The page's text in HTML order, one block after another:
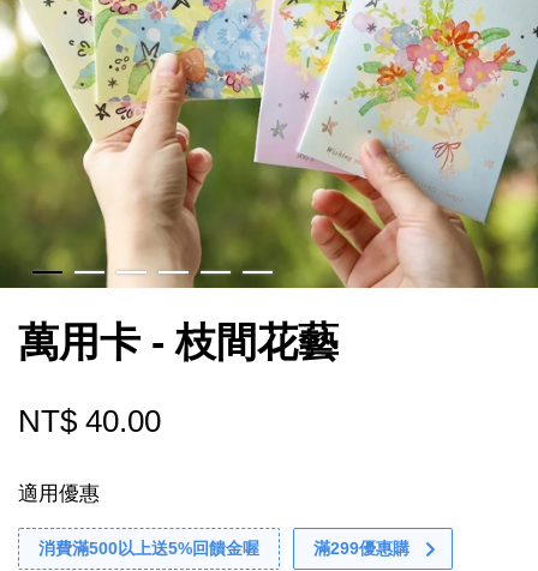
萬用卡 - 枝間花藝
NT$ 40.00
適用優惠
消費滿500以上送5%回饋金喔 滿299優惠購